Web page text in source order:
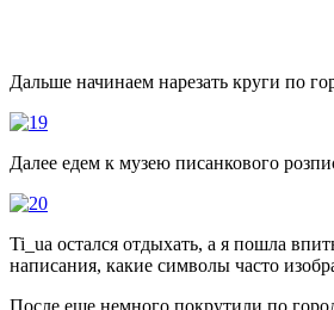
Дальше начинаем нарезать круги по
Далее едем к музею писанкового
Ti_ua остался отдыхать, а я пошла
написания, какие символы часто
После еще немного покрутили по